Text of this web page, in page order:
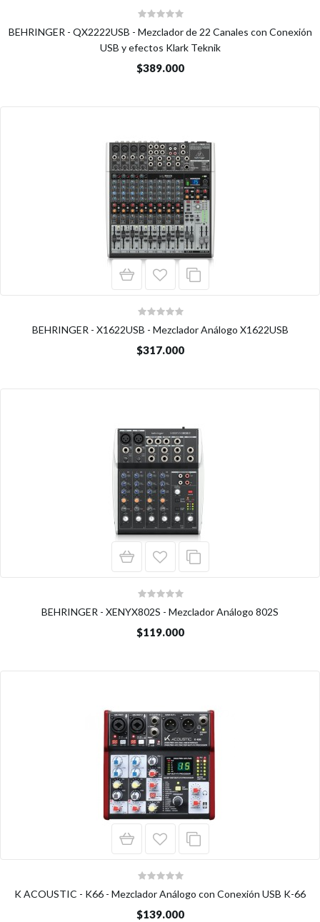
BEHRINGER - QX2222USB - Mezclador de 22 Canales con Conexión
USB y efectos Klark Teknik
$389.000
BEHRINGER - X1622USB - Mezclador Análogo X1622USB
$317.000
BEHRINGER - XENYX802S - Mezclador Análogo 802S
$119.000
K ACOUSTIC - K66 - Mezclador Análogo con Conexión USB K-66
$139.000